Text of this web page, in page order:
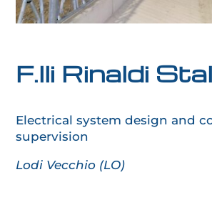
F.lli Rinaldi
Electrical system design and
supervision
Lodi Vecchio (LO)